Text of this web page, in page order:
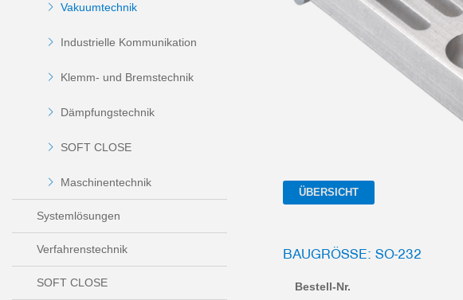
Vakuumtechnik
Industrielle Kommunikation
Klemm- und Bremstechnik
Dämpfungstechnik
SOFT CLOSE
Maschinentechnik
Systemlösungen
Verfahrenstechnik
SOFT CLOSE
ÜBERSICHT
BAUGRÖSSE: SO-232
Bestell-Nr.